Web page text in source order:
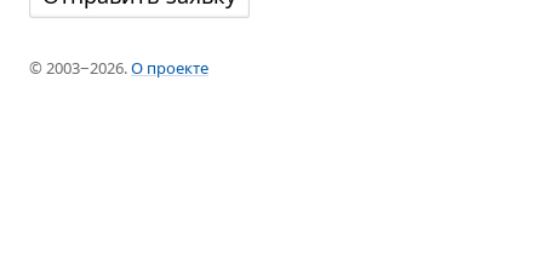
© 2003−2026.О проекте